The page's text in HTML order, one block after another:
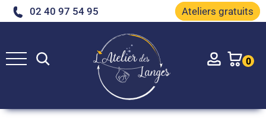
02 40 97 54 95 Ateliers gratuits
Rechercher Account
0